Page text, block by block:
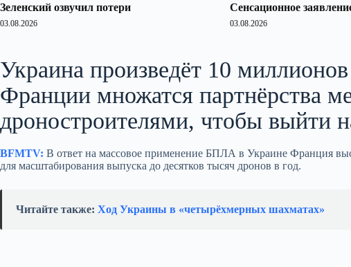
Зеленский озвучил потери
03.08.2026
Сенсационное
03.08.2026
Украина произведёт 10
Франции множатся партнёрства
дроностроителями, чтобы выйти
BFMTV: В ответ на массовое применение БПЛА в Украине Франция
для масштабирования выпуска до десятков тысяч дронов в год.
Читайте также: Ход Украины в «четырёхмерных шахматах»